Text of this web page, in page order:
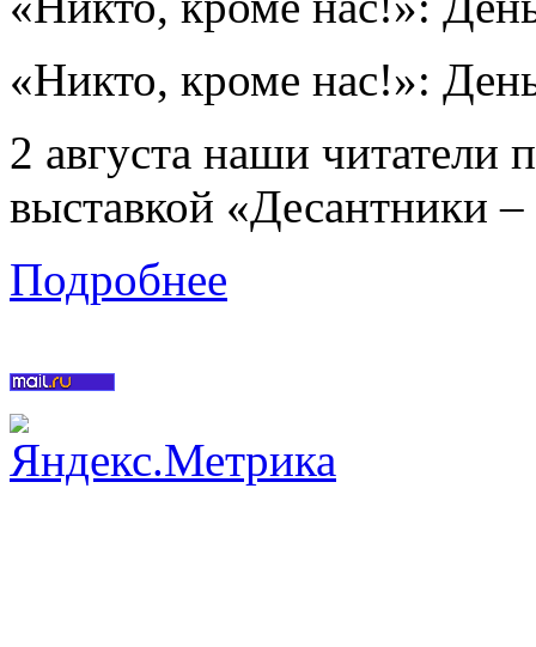
«Никто, кроме нас!»:
2 августа наши читатели
выставкой «Десантники
Подробнее